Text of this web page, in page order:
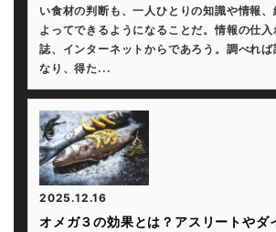
い食材の判断も、一人ひとりの知識や情報
よってできるようになることだ。情報の仕
誌、インターネットからであろう。調べれば
なり、得た...
2025.12.16
オメガ３の効果とは？アスリートやダ